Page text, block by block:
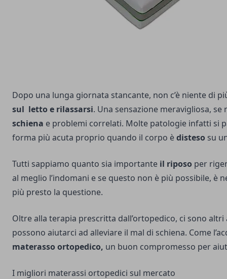
Dopo una lunga giornata stancante, non c’è niente di
sul letto e rilassarsi. Una sensazione meravigliosa, se
schiena e problemi correlati. Molte patologie infatti si
forma più acuta proprio quando il corpo èdisteso su
Tutti sappiamo quanto sia importante il riposo per
al meglio l’indomani e se questo non è più possibile, è
più presto la questione.
Oltre alla terapia prescritta dall’ortopedico, ci sono
possono aiutarci ad alleviare il mal di schiena. Come
materasso ortopedico, un buon compromesso per
I migliori materassi ortopedici sul mercato